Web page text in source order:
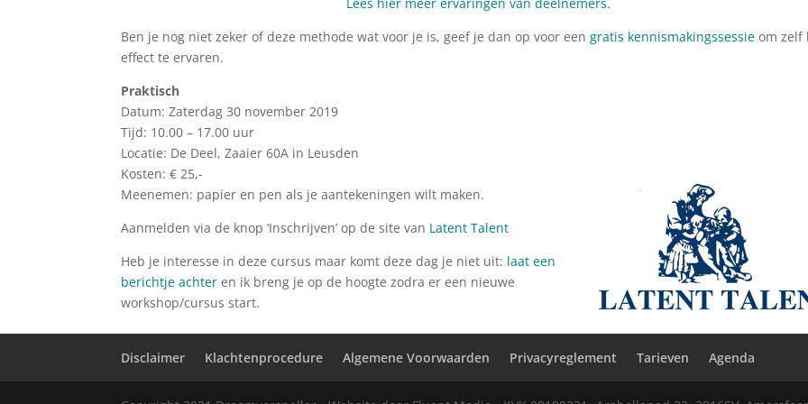
Ben je nog niet zeker of deze methode wat voor je is, geef je dan op voor eengratis kennismakingssessie om zelf
effect te ervaren.
Praktisch
Datum: Zaterdag 30 november 2019
Tijd: 10.00 – 17.00 uur
Locatie: De Deel, Zaaier 60A in Leusden
Kosten: € 25,-
Meenemen: papier en pen als je aantekeningen wilt maken.
Aanmelden via de knop ‘Inschrijven’ op de site van Latent Talent
Heb je interesse in deze cursus maar komt deze dag je niet uit: laat een
berichtje achter en ik breng je op de hoogte zodra er een nieuwe
workshop/cursus start.
Disclaimer Klachtenprocedure Algemene Voorwaarden Privacyreglement Tarieven Agenda